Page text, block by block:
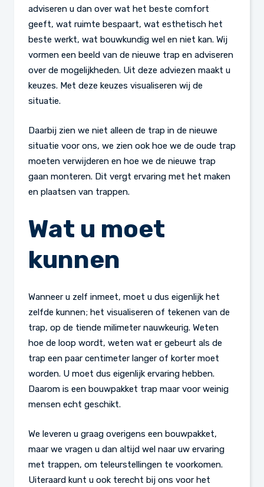
adviseren u dan over wat het beste comfort
geeft, wat ruimte bespaart, wat esthetisch het
beste werkt, wat bouwkundig wel en niet kan. Wij
vormen een beeld van de nieuwe trap en adviseren
over de mogelijkheden. Uit deze adviezen maakt u
keuzes. Met deze keuzes visualiseren wij de
situatie.
Daarbij zien we niet alleen de trap in de nieuwe
situatie voor ons, we zien ook hoe we de oude trap
moeten verwijderen en hoe we de nieuwe trap
gaan monteren. Dit vergt ervaring met het maken
en plaatsen van trappen.
Wat u moet
kunnen
Wanneer u zelf inmeet, moet u dus eigenlijk het
zelfde kunnen; het visualiseren of tekenen van de
trap, op de tiende milimeter nauwkeurig. Weten
hoe de loop wordt, weten wat er gebeurt als de
trap een paar centimeter langer of korter moet
worden. U moet dus eigenlijk ervaring hebben.
Daarom is een bouwpakket trap maar voor weinig
mensen echt geschikt.
We leveren u graag overigens een bouwpakket,
maar we vragen u dan altijd wel naar uw ervaring
met trappen, om teleurstellingen te voorkomen.
Uiteraard kunt u ook terecht bij ons voor het